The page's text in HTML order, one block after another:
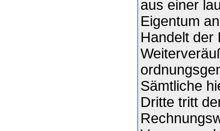
aus einer
Eigentum
Handelt der
Sämtliche
Dritte tritt